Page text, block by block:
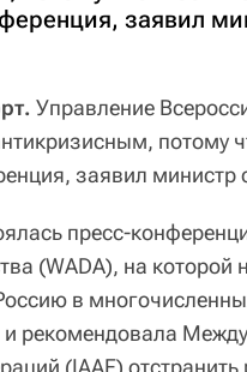
заявил
Управление
потому
заявил министр
пресс-
(WADA), на
в
рекомендовала
(IAAF)